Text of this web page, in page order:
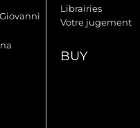
Librairies
Votre jugement
BUY